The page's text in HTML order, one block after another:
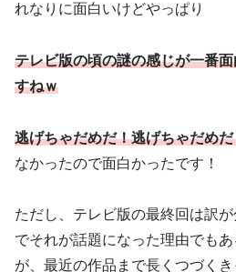
れなりに面白いけどやっぱり
テレビ版の頃の謎の感じが一番
すねｗ
逃げちゃだめだ！逃げちゃだめだ
なかったので面白かったです！
ただし、テレビ版の最終回は訳
でそれが話題になった理由でも
が、最近の作品まで長くつづく